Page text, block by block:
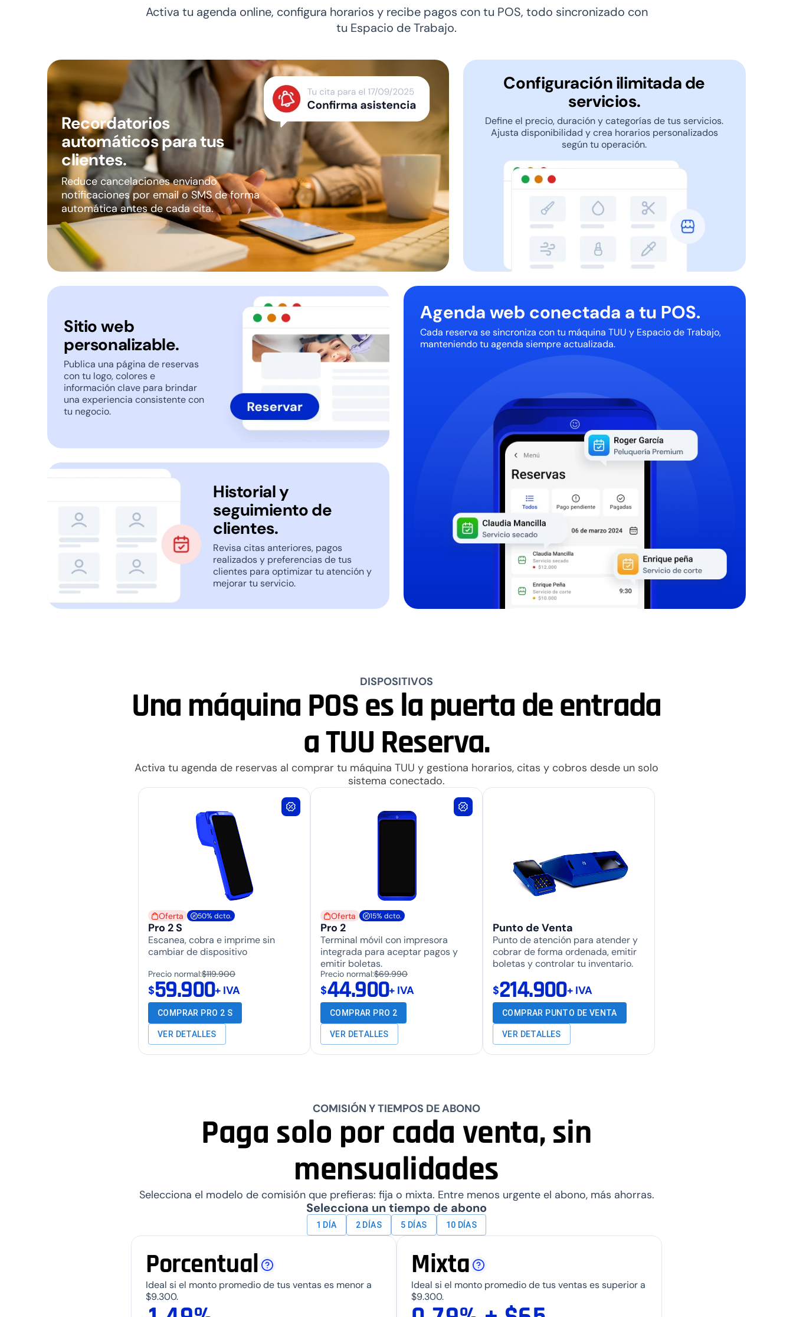
Activa tu agenda online, configura horarios y recibe pagos con tu POS, todo sincronizado con
tu Espacio de Trabajo.
Recordatorios
automáticos para tus
clientes.
Reduce cancelaciones enviando
notificaciones por email o SMS de forma
automática antes de cada cita.
Configuración ilimitada de
servicios.
Define el precio, duración y categorías de tus servicios.
Ajusta disponibilidad y crea horarios personalizados
según tu operación.
Sitio web
personalizable.
Publica una página de reservas
con tu logo, colores e
información clave para brindar
una experiencia consistente con
tu negocio.
Agenda web conectada a tu POS.
Cada reserva se sincroniza con tu máquina TUU y Espacio de Trabajo,
manteniendo tu agenda siempre actualizada.
Historial y
seguimiento de
clientes.
Revisa citas anteriores, pagos
realizados y preferencias de tus
clientes para optimizar tu atención y
mejorar tu servicio.
DISPOSITIVOS
Una máquina POS es la puerta de entrada
a TUU Reserva.
Activa tu agenda de reservas al comprar tu máquina TUU y gestiona horarios, citas y cobros desde un solo
sistema conectado.
Oferta 50% dcto.
Pro 2 S
Escanea, cobra e imprime sin
cambiar de dispositivo
Precio normal:$119.900
$59.900+ IVA
COMPRAR PRO 2 S
VER DETALLES
Oferta 15% dcto.
Pro 2
Terminal móvil con impresora
integrada para aceptar pagos y
emitir boletas.
Precio normal:$69.990
$44.900+ IVA
COMPRAR PRO 2
VER DETALLES
Punto de Venta
Punto de atención para atender y
cobrar de forma ordenada, emitir
boletas y controlar tu inventario.
$214.900+ IVA
COMPRAR PUNTO DE VENTA
VER DETALLES
COMISIÓN Y TIEMPOS DE ABONO
Paga solo por cada venta, sin
mensualidades
Selecciona el modelo de comisión que prefieras: fija o mixta. Entre menos urgente el abono, más ahorras.
Selecciona un tiempo de abono
1 DÍA 2 DÍAS 5 DÍAS 10 DÍAS
Porcentual
Ideal si el monto promedio de tus ventas es menor a
$9.300.
0
1
2
3
4
6
7
8
Mixta
Ideal si el monto promedio de tus ventas es superior a
$9.300.
0
1
2
3
4
5
6
1
2
3
4
5
6
7
8
1
3
5
0
2
4